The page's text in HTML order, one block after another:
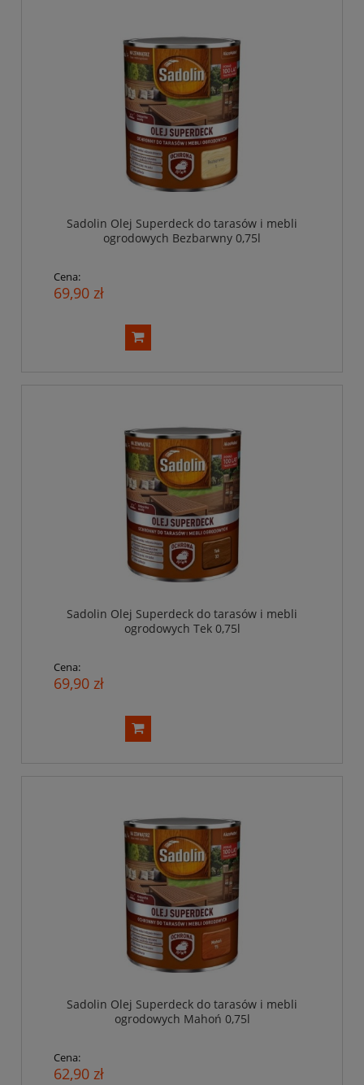
Sadolin Olej Superdeck do tarasów i mebli
ogrodowych Bezbarwny 0,75l
Cena:
69,90 zł
Sadolin Olej Superdeck do tarasów i mebli
ogrodowych Tek 0,75l
Cena:
69,90 zł
Sadolin Olej Superdeck do tarasów i mebli
ogrodowych Mahoń 0,75l
Cena:
62,90 zł